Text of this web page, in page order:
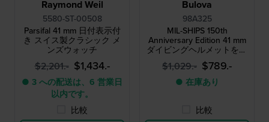
Raymond Weil
5580-ST-00508
Parsifal 41 mm 日付表示付
き スイス製クラシック メ
ンズウォッチ
$2,201.- $1,434.-
● 3 への配送は、6 営業日
以内です。
比較
Bulova
98A325
MIL-SHIPS 150th
Anniversary Edition 41 mm
ダイビングヘルメットをモ
チーフにした自動巻き腕時
計。湿気インジケーターと
ブロンズケースを採用
$1,029.- $789.-
● 在庫あり
比較